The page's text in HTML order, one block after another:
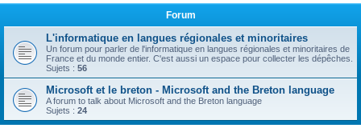
Forum
L'informatique en langues régionales et minoritaires
Un forum pour parler de l'informatique en langues régionales et minoritaires de
France et du monde entier. C'est aussi un espace pour collecter les dépêches.
Sujets : 56
Microsoft et le breton - Microsoft and the Breton language
A forum to talk about Microsoft and the Breton language
Sujets : 24